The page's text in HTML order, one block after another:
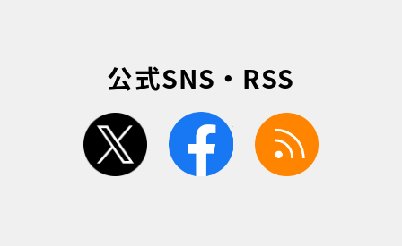
公式SNS・RSS
twitter facebook